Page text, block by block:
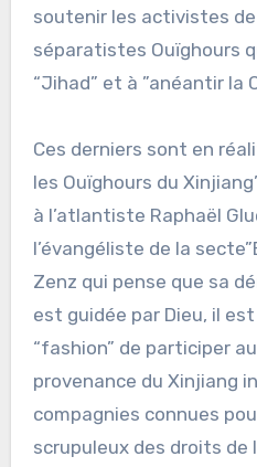
soutenir les activistes
séparatistes Ouïghours
“Jihad” et à ”anéantir la
Ces derniers sont en
les Ouïghours du
à l’atlantiste Raphaël
l’évangéliste de la
Zenz qui pense que sa
est guidée par Dieu, il
“fashion” de participer
provenance du Xinjiang
compagnies connues
scrupuleux des droits de